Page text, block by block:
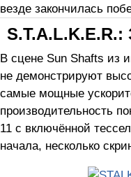
везде закончилась
В сцене Sun Shafts из
не демонстрируют
самые мощные
производительность
11 с включённой
начала, несколько